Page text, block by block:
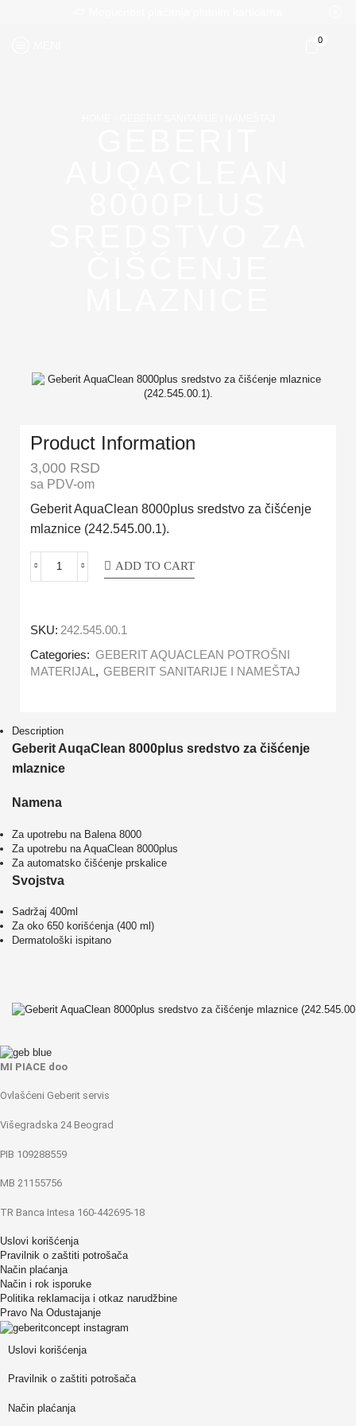
0
Product Information
3,000 RSD
sa PDV-om
Geberit AquaClean 8000plus sredstvo za čišćenje
mlaznice (242.545.00.1).
ADD TO CART
SKU: 242.545.00.1
Categories: GEBERIT AQUACLEAN POTROŠNI
MATERIJAL , GEBERIT SANITARIJE I NAMEŠTAJ
Description
Geberit AuqaClean 8000plus sredstvo za čišćenje
mlaznice
Namena
Za upotrebu na Balena 8000
Za upotrebu na AquaClean 8000plus
Za automatsko čišćenje prskalice
Svojstva
Sadržaj 400ml
Za oko 650 korišćenja (400 ml)
Dermatološki ispitano
MI PIACE doo
Ovlašćeni Geberit servis
Višegradska 24 Beograd
PIB 109288559
MB 21155756
TR Banca Intesa 160-442695-18
Uslovi korišćenja
Pravilnik o zaštiti potrošača
Način plaćanja
Način i rok isporuke
Politika reklamacija i otkaz narudžbine
Pravo Na Odustajanje
Uslovi korišćenja
Pravilnik o zaštiti potrošača
Način plaćanja